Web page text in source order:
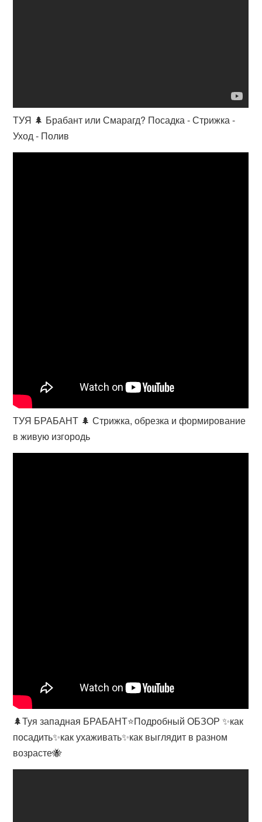
ТУЯ 🌲 Брабант или Смарагд? Посадка - Стрижка -
Уход - Полив
ТУЯ БРАБАНТ 🌲 Стрижка, обрезка и формирование
в живую изгородь
🌲Туя западная БРАБАНТ⭐️Подробный ОБЗОР ✨как
посадить✨как ухаживать✨как выглядит в разном
возрасте🐝